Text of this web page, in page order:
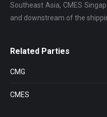
Southeast Asia, CMES
and downstream of the
Related Parties
CMG
CMES